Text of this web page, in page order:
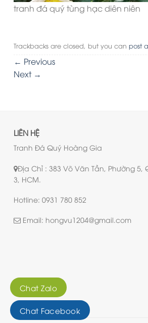
tranh đá quý tùng hạc diên niên
Trackbacks are closed, but you can post
← Previous
Next →
LIÊN HỆ
Tranh Đá Quý Hoàng Gia
Địa Chỉ : 383 Võ Văn Tần, Phường 5,
3, HCM.
Hotline: 0931 780 852
Email: hongvu1204@gmail.com
Chat Zalo
Chat Facebook